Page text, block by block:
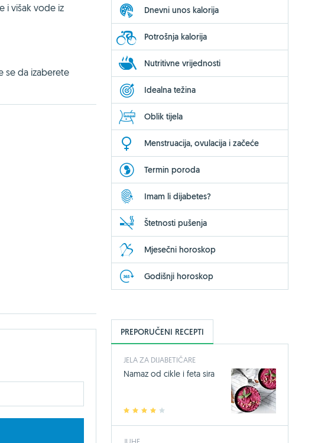
i višak vode iz
se da izaberete
Dnevni unos kalorija
Potrošnja kalorija
Nutritivne vrijednosti
Idealna težina
Oblik tijela
Menstruacija, ovulacija i začeće
Termin poroda
Imam li dijabetes?
Štetnosti pušenja
Mjesečni horoskop
Godišnji horoskop
PREPORUČENI RECEPTI
JELA ZA DIJABETIČARE
2 3 4
Namaz od cikle i feta sira
JUHE